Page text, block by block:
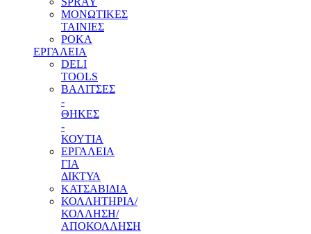
ΜΟΝΩΤΙΚΕΣ
ΤΑΙΝΙΕΣ
ΡΟΚΑ
ΕΡΓΑΛΕΙΑ
DELI
TOOLS
ΒΑΛΙΤΣΕΣ
-
ΘΗΚΕΣ
-
ΚΟΥΤΙΑ
ΕΡΓΑΛΕΙΑ
ΓΙΑ
ΔΙΚΤΥΑ
ΚΑΤΣΑΒΙΔΙΑ
ΚΟΛΛΗΤΗΡΙΑ/
ΚΟΛΛΗΣΗ/
ΑΠΟΚΟΛΛΗΣΗ